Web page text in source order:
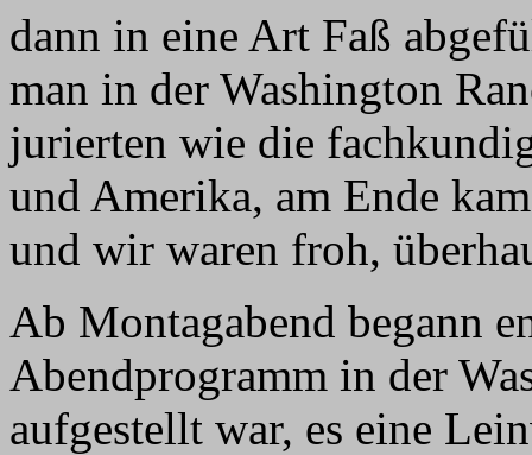
dann in eine Art Faß
man in der Washington
jurierten wie die
und Amerika, am Ende
und wir waren froh,
Ab Montagabend begann
Abendprogramm in der
aufgestellt war, es eine